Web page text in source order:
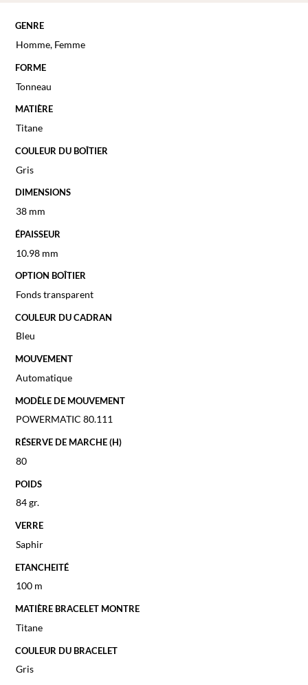
GENRE
Homme, Femme
FORME
Tonneau
MATIÈRE
Titane
COULEUR DU BOÎTIER
Gris
DIMENSIONS
38 mm
ÉPAISSEUR
10.98 mm
OPTION BOÎTIER
Fonds transparent
COULEUR DU CADRAN
Bleu
MOUVEMENT
Automatique
MODÈLE DE MOUVEMENT
POWERMATIC 80.111
RÉSERVE DE MARCHE (H)
80
POIDS
84 gr.
VERRE
Saphir
ETANCHEITÉ
100 m
MATIÈRE BRACELET MONTRE
Titane
COULEUR DU BRACELET
Gris